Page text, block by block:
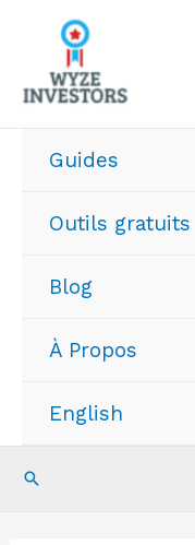
contenu
Guides
Outils gratuits
Blog
À Propos
English
Recherche